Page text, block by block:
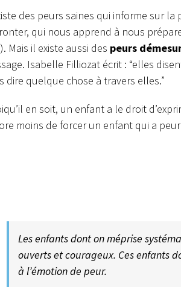
des peurs saines qui informe sur
qui nous apprend à nous
Mais il existe aussi des peurs
Isabelle Filliozat écrit : “elles
dire quelque chose à travers elles.”
en soit, un enfant a le droit
moins de forcer un enfant qui a
Les enfants dont on méprise
ouverts et courageux. Ces enfants
à l’émotion de peur.